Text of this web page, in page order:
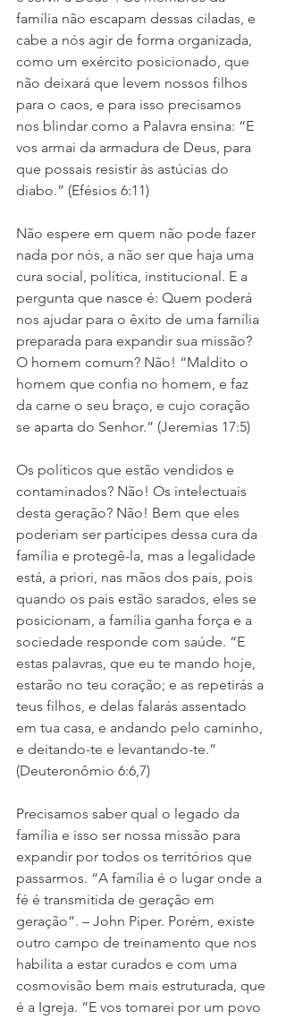
família não escapam dessas ciladas, e
cabe a nós agir de forma organizada,
como um exército posicionado, que
não deixará que levem nossos filhos
para o caos, e para isso precisamos
nos blindar como a Palavra ensina: “E
vos armai da armadura de Deus, para
que possais resistir às astúcias do
diabo.” (Efésios 6:11)
Não espere em quem não pode fazer
nada por nós, a não ser que haja uma
cura social, política, institucional. E a
pergunta que nasce é: Quem poderá
nos ajudar para o êxito de uma família
preparada para expandir sua missão?
O homem comum? Não! “Maldito o
homem que confia no homem, e faz
da carne o seu braço, e cujo coração
se aparta do Senhor.” (Jeremias 17:5)
Os políticos que estão vendidos e
contaminados? Não! Os intelectuais
desta geração? Não! Bem que eles
poderiam ser partícipes dessa cura da
família e protegê-la, mas a legalidade
está, a priori, nas mãos dos pais, pois
quando os pais estão sarados, eles se
posicionam, a família ganha força e a
sociedade responde com saúde. “E
estas palavras, que eu te mando hoje,
estarão no teu coração; e as repetirás a
teus filhos, e delas falarás assentado
em tua casa, e andando pelo caminho,
e deitando-te e levantando-te.”
(Deuteronômio 6:6,7)
Precisamos saber qual o legado da
família e isso ser nossa missão para
expandir por todos os territórios que
passarmos. “A família é o lugar onde a
fé é transmitida de geração em
geração”. – John Piper. Porém, existe
outro campo de treinamento que nos
habilita a estar curados e com uma
cosmovisão bem mais estruturada, que
é a Igreja. “E vos tomarei por um povo